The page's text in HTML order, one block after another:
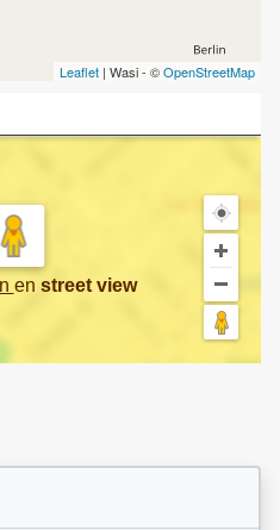
Leaflet | Wasi - ©OpenStreetMap
en street view